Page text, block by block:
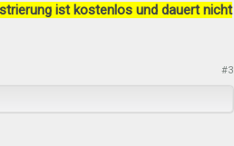
ist kostenlos und dauert nicht
#3